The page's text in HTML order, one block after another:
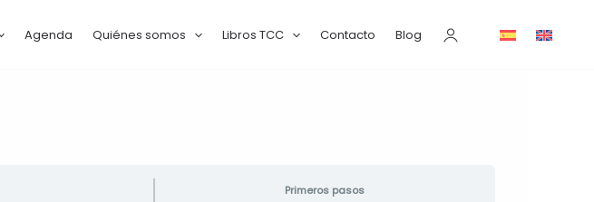
Agenda Quiénes somos Libros TCC Contacto Blog
Primeros pasos